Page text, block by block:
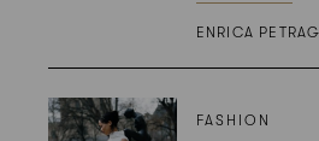
ENRICA
FASHION